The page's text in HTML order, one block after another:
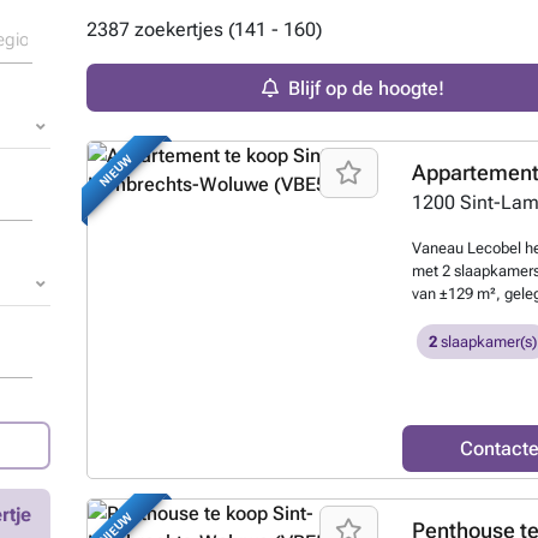
2387 zoekertjes (141 - 160)
Blijf op de hoogte!
NIEUW
1200 Sint-
Vaneau Lecobel
met 2
van ±129 m²,
Woluwe, in een
licht bestaat het
ingebouwde
leefruimte van
en toegang tot
met vrij uitzicht
twee ruime
ouderlijke suite
en afzonderlijk
2 slaapkamer(s)
NIEUW